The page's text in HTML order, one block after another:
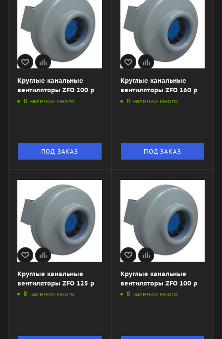
Круглые канальные
вентиляторы ZFO 200 р
В наличии много
ПОД ЗАКАЗ
Круглые канальные
вентиляторы ZFO 160 р
В наличии много
ПОД ЗАКАЗ
Круглые канальные
вентиляторы ZFO 125 р
В наличии много
Круглые канальные
вентиляторы ZFO 100 р
В наличии много